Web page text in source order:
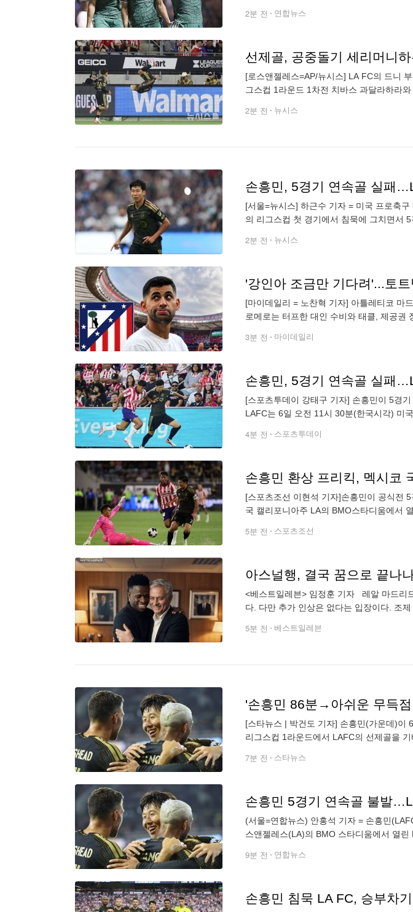
2분 전 연합뉴스
선제골, 공중돌기 세리머니
[로스앤젤레스=AP/뉴시스] LA FC의 드니
그스컵 1라운드 1차전 치바스 과달라하라
2분 전 뉴시스
손흥민, 5경기 연속골 실패
[서울=뉴시스] 하근수 기자 = 미국 프로축
의 리그스컵 첫 경기에서 침묵에 그치면서
2분 전 뉴시스
[마이데일리 = 노찬혁 기자] 아틀레티코 마
로메로는 터프한 대인 수비와 태클, 제공권
3분 전 마이데일리
손흥민, 5경기 연속골 실패
[스포츠투데이 강태구 기자] 손흥민이 5경
LAFC는 6일 오전 11시 30분(한국시각) 미
4분 전 스포츠투데이
[스포츠조선 이현석 기자]손흥민이 공식전
국 캘리포니아주 LA의 BMO스타디움에서
5분 전 스포츠조선
<베스트일레븐> 임정훈 기자 레알 마드리
다. 다만 추가 인상은 없다는 입장이다. 조
5분 전 베스트일레븐
[스타뉴스 | 박건도 기자] 손흥민(가운데)이
리그스컵 1라운드에서 LAFC의 선제골을
7분 전 스타뉴스
손흥민 5경기 연속골 불발
(서울=연합뉴스) 안홍석 기자 = 손흥민
스앤젤레스(LA)의 BMO 스타디움에서 열
9분 전 연합뉴스
손흥민 침묵 LA FC, 승부차